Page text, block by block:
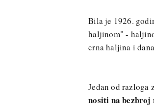
Bila je 1926.
haljinom" -
crna haljina i
Jedan od razloga
nositi na bezbroj